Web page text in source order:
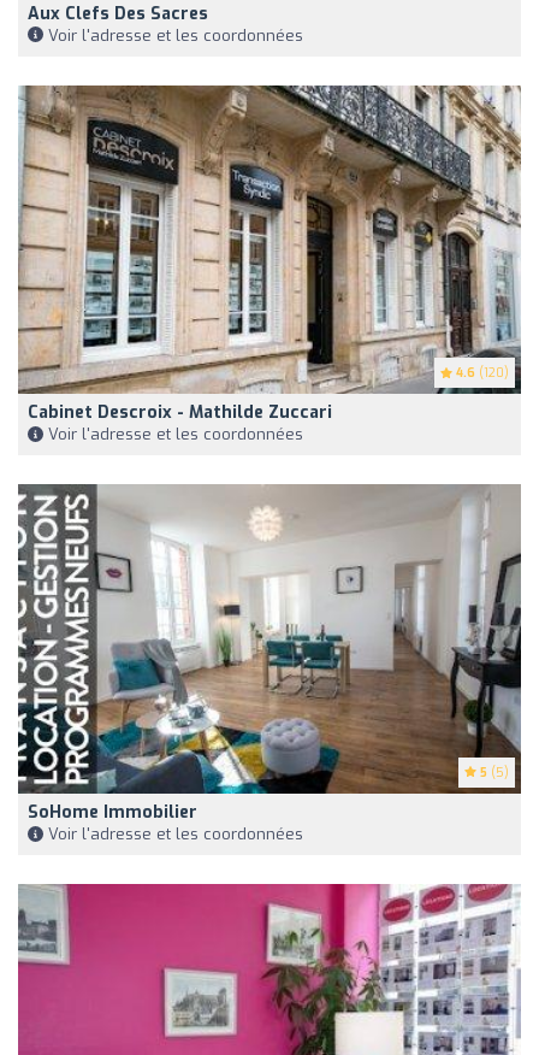
Aux Clefs Des Sacres
Voir l'adresse et les coordonnées
4.6 (120)
Cabinet Descroix - Mathilde Zuccari
Voir l'adresse et les coordonnées
5 (5)
SoHome Immobilier
Voir l'adresse et les coordonnées